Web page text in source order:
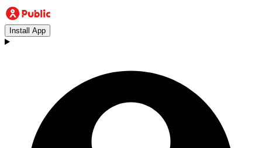
Install App